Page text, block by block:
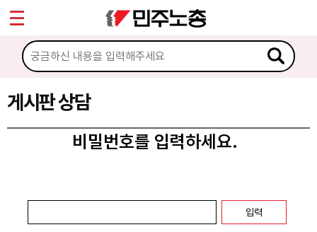
게시판 상담
비밀번호를 입력하세요.
마이페이지
소개
소식
권리찾기수첩 검색
바로보기